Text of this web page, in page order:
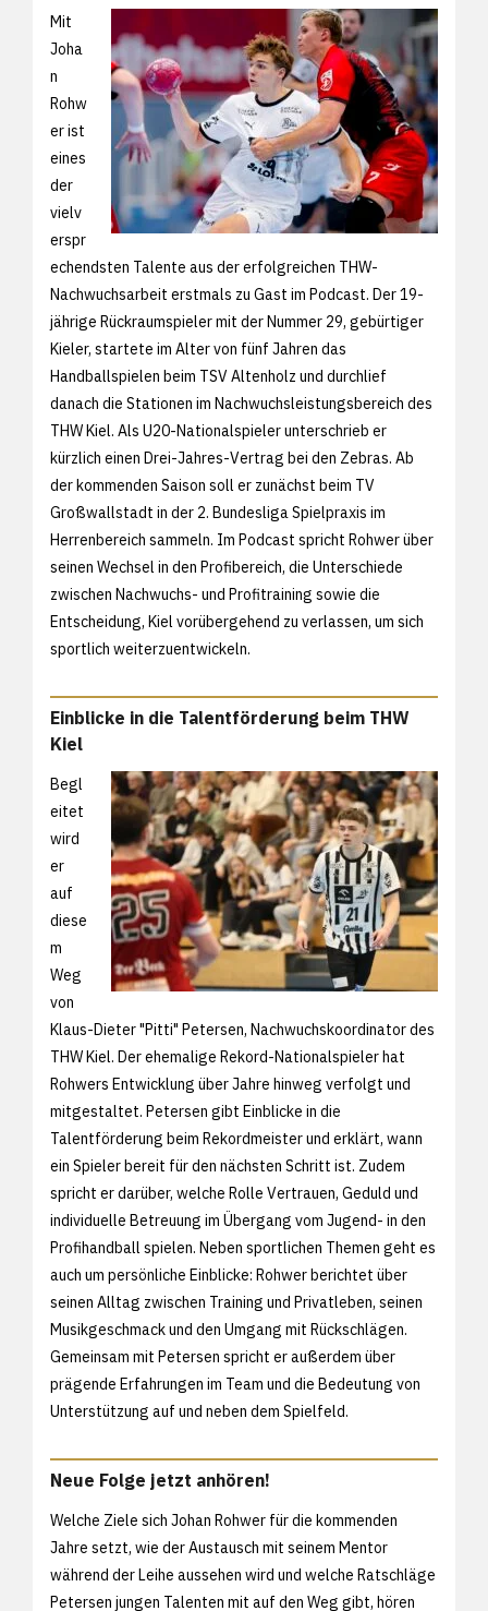
Mit
Joha
n
Rohw
er ist
eines
der
vielv
erspr
echendsten Talente aus der erfolgreichen THW-
Nachwuchsarbeit erstmals zu Gast im Podcast. Der 19-
jährige Rückraumspieler mit der Nummer 29, gebürtiger
Kieler, startete im Alter von fünf Jahren das
Handballspielen beim TSV Altenholz und durchlief
danach die Stationen im Nachwuchsleistungsbereich des
THW Kiel. Als U20-Nationalspieler unterschrieb er
kürzlich einen Drei-Jahres-Vertrag bei den Zebras. Ab
der kommenden Saison soll er zunächst beim TV
Großwallstadt in der 2. Bundesliga Spielpraxis im
Herrenbereich sammeln. Im Podcast spricht Rohwer über
seinen Wechsel in den Profibereich, die Unterschiede
zwischen Nachwuchs- und Profitraining sowie die
Entscheidung, Kiel vorübergehend zu verlassen, um sich
sportlich weiterzuentwickeln.
Einblicke in die Talentförderung beim THW
Kiel
Begl
eitet
wird
er
auf
diese
m
Weg
von
Klaus-Dieter "Pitti" Petersen, Nachwuchskoordinator des
THW Kiel. Der ehemalige Rekord-Nationalspieler hat
Rohwers Entwicklung über Jahre hinweg verfolgt und
mitgestaltet. Petersen gibt Einblicke in die
Talentförderung beim Rekordmeister und erklärt, wann
ein Spieler bereit für den nächsten Schritt ist. Zudem
spricht er darüber, welche Rolle Vertrauen, Geduld und
individuelle Betreuung im Übergang vom Jugend- in den
Profihandball spielen. Neben sportlichen Themen geht es
auch um persönliche Einblicke: Rohwer berichtet über
seinen Alltag zwischen Training und Privatleben, seinen
Musikgeschmack und den Umgang mit Rückschlägen.
Gemeinsam mit Petersen spricht er außerdem über
prägende Erfahrungen im Team und die Bedeutung von
Unterstützung auf und neben dem Spielfeld.
Neue Folge jetzt anhören!
Welche Ziele sich Johan Rohwer für die kommenden
Jahre setzt, wie der Austausch mit seinem Mentor
während der Leihe aussehen wird und welche Ratschläge
Petersen jungen Talenten mit auf den Weg gibt, hören